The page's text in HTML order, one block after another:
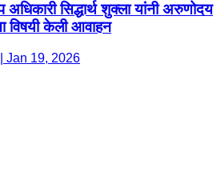
सिद्धार्थ शुक्ला यांनी अरुणोदय
विषयी केली आवाहन
Jan 19, 2026